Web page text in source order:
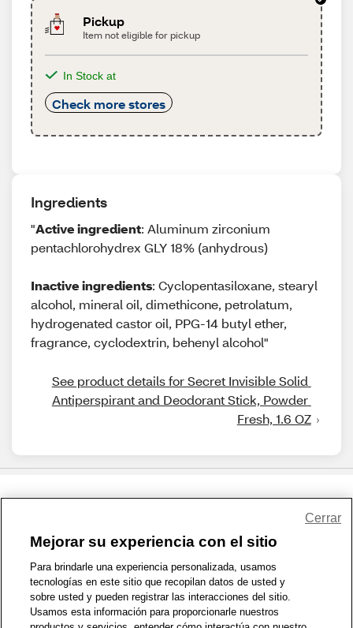
Pickup
Item not eligible for pickup
In Stock at
Check more stores
Ingredients
"Active ingredient: Aluminum zirconium
pentachlorohydrex GLY 18% (anhydrous)
Inactive ingredients: Cyclopentasiloxane, stearyl
alcohol, mineral oil, dimethicone, petrolatum,
hydrogenated castor oil, PPG-14 butyl ether,
fragrance, cyclodextrin, behenyl alcohol"
See product details for Secret Invisible Solid
Antiperspirant and Deodorant Stick, Powder
Fresh, 1.6 OZ
1-800-679-9691 | Contáctenos | Términos de Uso | Accesibilidad
Política de Privacidad | WA Privacy Policy | Mapa del sitio
Zona de Bienestar | © 1999 - 2026 CVS.com
Mejorar su experiencia con el sitio
Para brindarle una experiencia personalizada, usamos
tecnologías en este sitio que recopilan datos de usted y
sobre usted y pueden registrar las interacciones del sitio.
Usamos esta información para proporcionarle nuestros
Cerrar